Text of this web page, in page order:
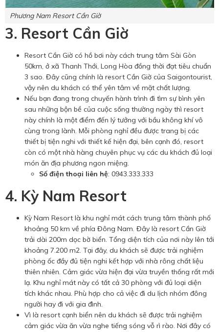
Phương Nam Resort Cần Giờ
3. Resort Cần Giờ
Resort Cần Giờ có hồ bơi này cách trung tâm Sài Gòn
50km, ở xã Thanh Thới, Long Hòa đồng thời đạt tiêu chuẩn
3 sao. Đây cũng chính là resort Cần Giờ của Saigontourist,
vậy nên du khách có thể yên tâm về mặt chất lượng.
Nếu bạn đang trong chuyến hành trình đi tìm sự bình yên
sau những bộn bề của cuộc sống thường ngày thì resort
này chính là một điểm đến lý tưởng với bầu không khí vô
cùng trong lành. Mỗi phòng nghỉ đều được trang bị các
thiết bị tiện nghi với thiết kế hiện đại, bên cạnh đó, resort
còn có một nhà hàng chuyên phục vụ các du khách đủ loại
món ăn địa phương ngon miệng.
Số điện thoại liên hệ: 0943.333.333
4. Kỳ Nam Resort
Kỳ Nam Resort là khu nghỉ mát cách trung tâm thành phố
khoảng 50 km về phía Đông Nam. Đây là resort Cần Giờ
trải dài 200m dọc bờ biển. Tổng diện tích của nơi này lên tới
khoảng 7.200 m2. Tại đây, du khách sẽ được trải nghiệm
phòng ốc đầy đủ tiện nghi kết hợp với nhà rông chất liệu
thiên nhiên. Cảm giác vừa hiện đại vừa truyền thống rất mới
lạ. Khu nghỉ mát này có tất cả 30 phòng với đủ loại diện
tích khác nhau. Phù hợp cho cả việc đi du lịch nhóm đông
người hay đi với gia đình.
Vì là resort cạnh biển nên du khách sẽ được trải nghiệm
cảm giác vừa ăn vừa nghe tiếng sóng vỗ rì rào. Nơi đây có